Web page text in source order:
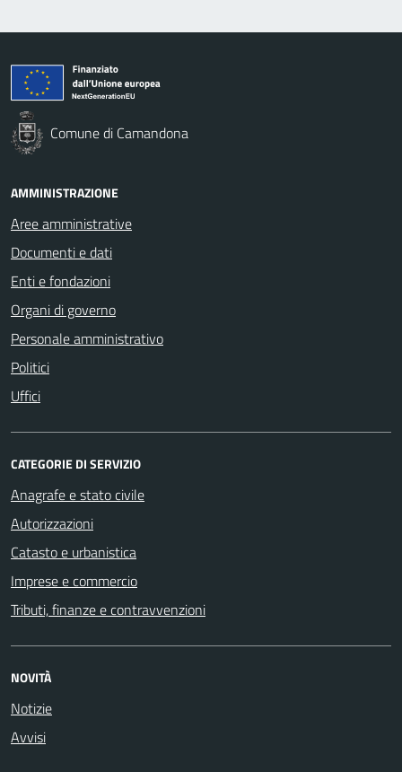
Comune di Camandona
AMMINISTRAZIONE
Aree amministrative
Documenti e dati
Enti e fondazioni
Organi di governo
Personale amministrativo
Politici
Uffici
CATEGORIE DI SERVIZIO
Anagrafe e stato civile
Autorizzazioni
Catasto e urbanistica
Imprese e commercio
Tributi, finanze e contravvenzioni
NOVITÀ
Notizie
Avvisi